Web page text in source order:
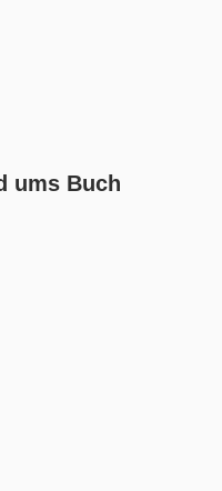
ums Buch